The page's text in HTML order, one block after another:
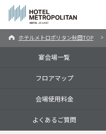
ホテルメトロポリタン秋田TOP
宴会場一覧
フロアマップ
会場使用料金
よくあるご質問